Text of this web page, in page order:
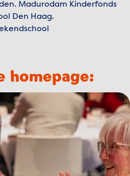
Madurodam Kinderfonds
Den Haag.
homepage: